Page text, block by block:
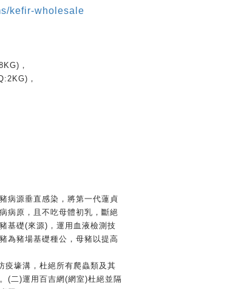
kefir-wholesale
，
，
病源垂直感染，將第一代蓮貞
病原，且不吃母體初乳，斷絕
基礎(來源)，運用血液檢測技
為豬場基礎種公，母豬以提高
疫壕溝，杜絕所有爬蟲類及其
(二)運用百吉網(網室)杜絕並隔